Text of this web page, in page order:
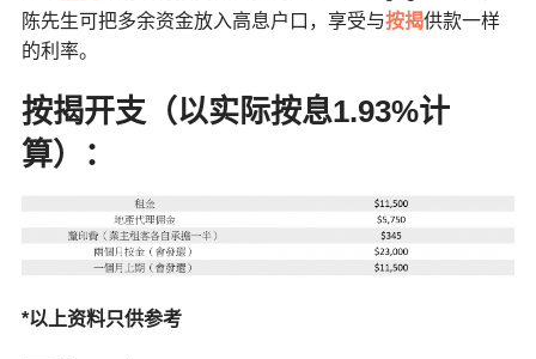
陈先生可把多余资金放入高息户口，享受与按揭供款一样
的利率。
按揭开支（以实际按息1.93%计
算）：
*以上资料只供参考